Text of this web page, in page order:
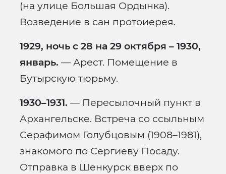
(на улице Большая Ордынка).
Возведение в сан протоиерея.
1929, ночь с 28 на 29 октября – 1930,
январь. — Арест. Помещение в
Бутырскую тюрьму.
1930–1931. — Пересылочный пункт в
Архангельске. Встреча со ссыльным
Серафимом Голубцовым (1908–1981),
знакомого по Сергиеву Посаду.
Отправка в Шенкурск вверх по